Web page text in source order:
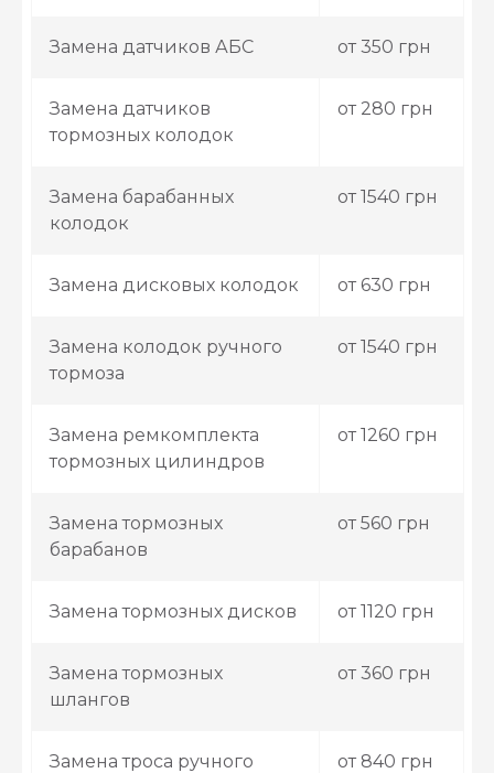
Замена датчиков АБС от 350 грн
Замена датчиков
тормозных колодок
от 280 грн
Замена барабанных
колодок
от 1540 грн
Замена дисковых колодок от 630 грн
Замена колодок ручного
тормоза
от 1540 грн
Замена ремкомплекта
тормозных цилиндров
от 1260 грн
Замена тормозных
барабанов
от 560 грн
Замена тормозных дисков от 1120 грн
Замена тормозных
шлангов
от 360 грн
Замена троса ручного
от 840 грн